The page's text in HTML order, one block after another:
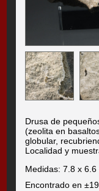
Drusa de
(zeolita en
globular,
Localidad y
Medidas: 7.8 x 6.6
Encontrado en